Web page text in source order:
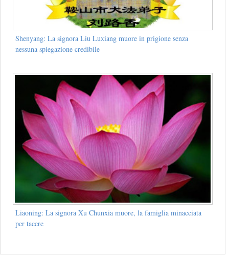
Shenyang: La signora Liu Luxiang muore in prigione senza
nessuna spiegazione credibile
Liaoning: La signora Xu Chunxia muore, la famiglia minacciata
per tacere